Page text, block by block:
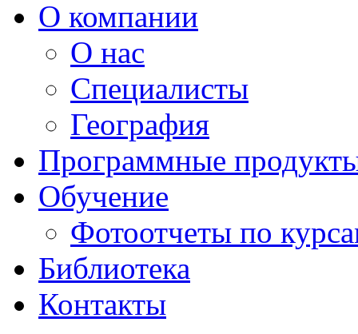
О компании
О нас
Специалисты
География
Программные
Обучение
Фотоотчеты по
Библиотека
Контакты